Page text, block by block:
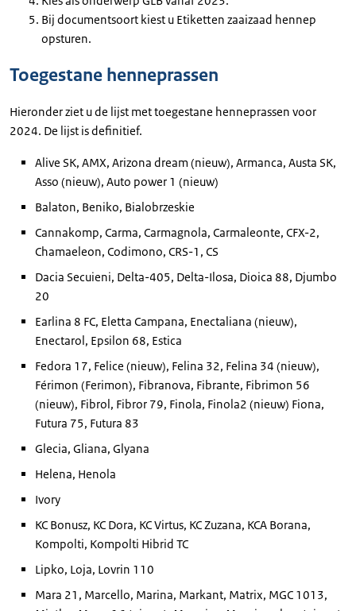
Bij documentsoort kiest u Etiketten zaaizaad hennep
opsturen.
Toegestane henneprassen
Hieronder ziet u de lijst met toegestane henneprassen voor
2024. De lijst is definitief.
Alive SK, AMX, Arizona dream (nieuw), Armanca, Austa SK,
Asso (nieuw), Auto power 1 (nieuw)
Balaton, Beniko, Bialobrzeskie
Cannakomp, Carma, Carmagnola, Carmaleonte, CFX-2,
Chamaeleon, Codimono, CRS-1, CS
Dacia Secuieni, Delta-405, Delta-Ilosa, Dioica 88, Djumbo
20
Earlina 8 FC, Eletta Campana, Enectaliana (nieuw),
Enectarol, Epsilon 68, Estica
Fedora 17, Felice (nieuw), Felina 32, Felina 34 (nieuw),
Férimon (Ferimon), Fibranova, Fibrante, Fibrimon 56
(nieuw), Fibrol, Fibror 79, Finola, Finola2 (nieuw) Fiona,
Futura 75, Futura 83
Glecia, Gliana, Glyana
Helena, Henola
Ivory
KC Bonusz, KC Dora, KC Virtus, KC Zuzana, KCA Borana,
Kompolti, Kompolti Hibrid TC
Lipko, Loja, Lovrin 110
Mara 21, Marcello, Marina, Markant, Matrix, MGC 1013,